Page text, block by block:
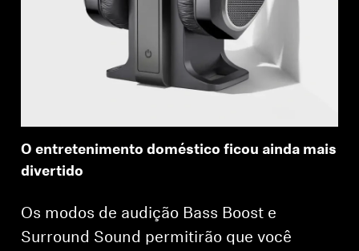
O entretenimento doméstico ficou ainda mais
divertido
Os modos de audição Bass Boost e
Surround Sound permitirão que você